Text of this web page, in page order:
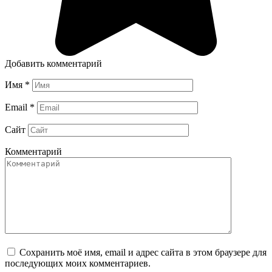
Добавить комментарий
Имя *
Email *
Сайт
Комментарий
Сохранить моё имя, email и адрес сайта в этом браузере для
последующих моих комментариев.